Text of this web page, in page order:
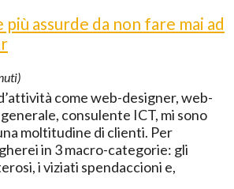
assurde da non fare mai ad
come web-designer, web-
consulente ICT, mi sono
moltitudine di clienti. Per
in 3 macro-categorie: gli
i viziati spendaccioni e,